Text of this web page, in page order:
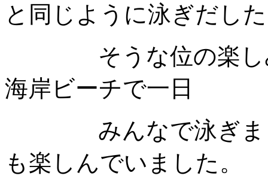
と同じように泳ぎだした
そうな位の楽しみ
海岸ビーチで一日
みんなで泳ぎまし
も楽しんでいました。